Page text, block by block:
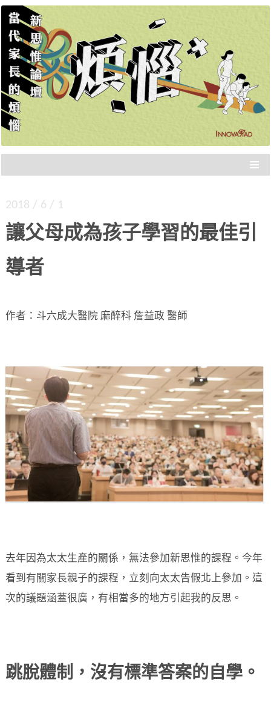
新思惟論壇：當代家長的
煩惱
新思惟策展，品質保證，不浪費你的時間，直接
分享重點。年度大課，報名從速！
≡
2018 / 6 / 1
讓父母成為孩子學習的最佳引
導者
作者：斗六成大醫院 麻醉科 詹益政 醫師
去年因為太太生產的關係，無法參加新思惟的課程。今年
看到有關家長親子的課程，立刻向太太告假北上參加。這
次的議題涵蓋很廣，有相當多的地方引起我的反思。
跳脫體制，沒有標準答案的自學。